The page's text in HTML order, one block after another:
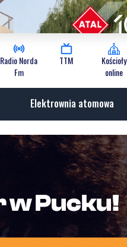
Radio Norda
Fm
TTM
Kościoły
online
Elektrownia atomowa